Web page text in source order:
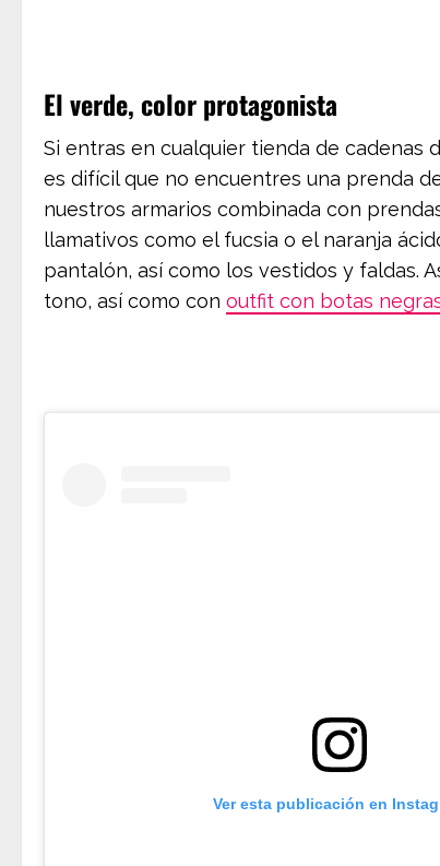
El verde, color protagonista
Si entras en cualquier tienda de cadenas
es difícil que no encuentres una prenda
nuestros armarios combinada con
llamativos como el fucsia o el naranja
pantalón, así como los vestidos y faldas.
tono, así como con outfit con botas
Ver esta publicación en